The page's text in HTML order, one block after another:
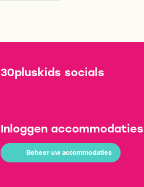
30pluskids socials
Inloggen accommodaties
Beheer uw accommodaties